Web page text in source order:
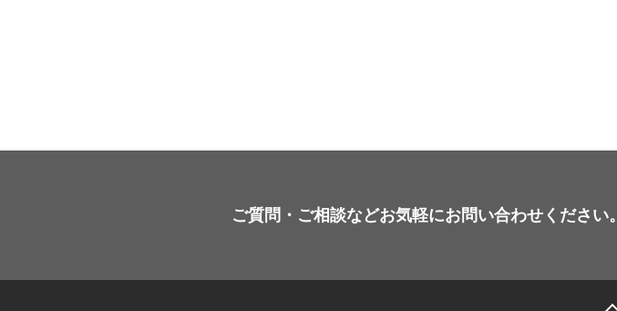
ご質問・ご相談などお気軽にお問い合わせください。